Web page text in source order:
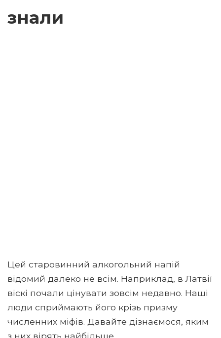
знали
Цей старовинний алкогольний напій
відомий далеко не всім. Наприклад, в Латвії
віскі почали цінувати зовсім недавно. Наші
люди сприймають його крізь призму
численних міфів. Давайте дізнаємося, яким
з них вірять найбільше.